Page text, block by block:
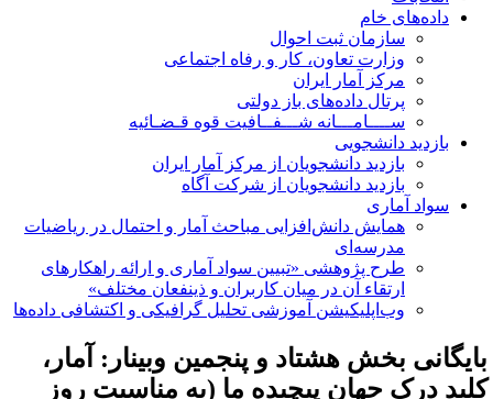
داده‌های خام
سازمان ثبت احوال
وزارت تعاون، کار و رفاه اجتماعی
مرکز آمار ایران
پرتال داده‌های باز دولتی
ســــامـــانه شـــفــافیت قوه قـضـائیه
بازدید دانشجویی
بازدید دانشجویان از مرکز آمار ایران
بازدید دانشجویان از شرکت آگاه
سواد آماری
همایش دانش‌افزایی مباحث آمار و احتمال در ریاضیات
مدرسه‌ای
طرح پژوهشی «تبیین سواد آماری و ارائه راهکارهای
ارتقاء آن در میان کاربران و ذینفعان مختلف»
وب‌اپلیکیشن آموزشی تحلیل گرافیکی و اکتشافی داده‌ها
بخشهشتاد و پنجمین وبینار: آمار،
درک جهان پیچیده ما (به مناسبت روز